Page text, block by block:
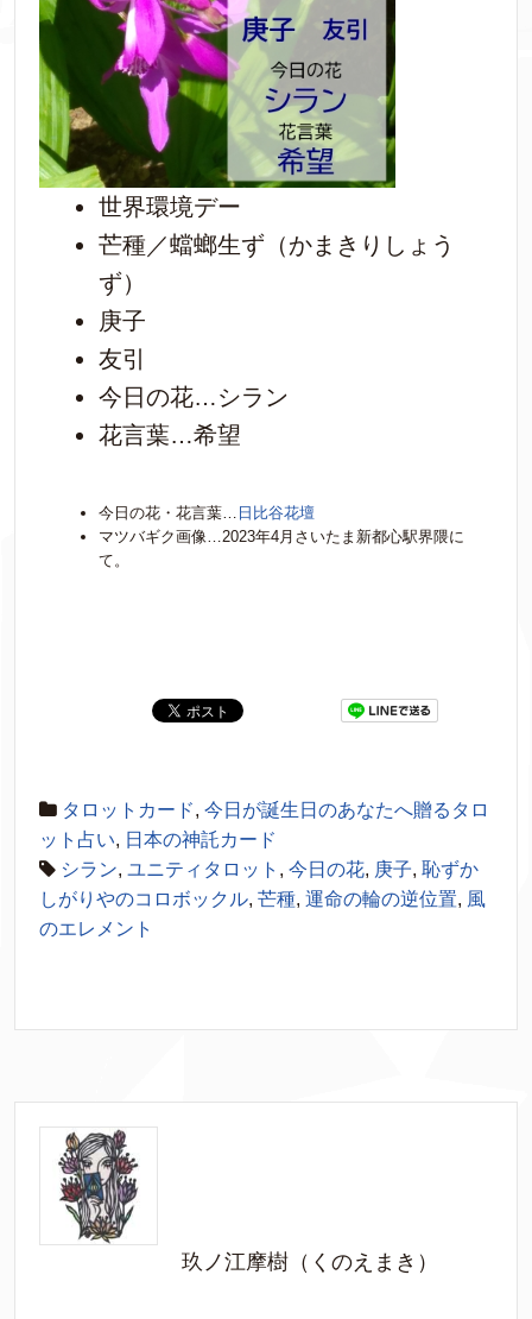
世界環境デー
芒種／蟷螂生ず（かまきりしょう
ず）
庚子
友引
今日の花…シラン
花言葉…希望
今日の花・花言葉… 日比谷花壇
マツバギク画像…2023年4月さいたま新都心駅界隈に
て。
タロットカード, 今日が誕生日のあなたへ贈るタロ
ット占い, 日本の神託カード
シラン, ユニティタロット , 今日の花, 庚子, 恥ずか
しがりやのコロボックル, 芒種, 運命の輪の逆位置, 風
のエレメント
玖ノ江摩樹（くのえまき）